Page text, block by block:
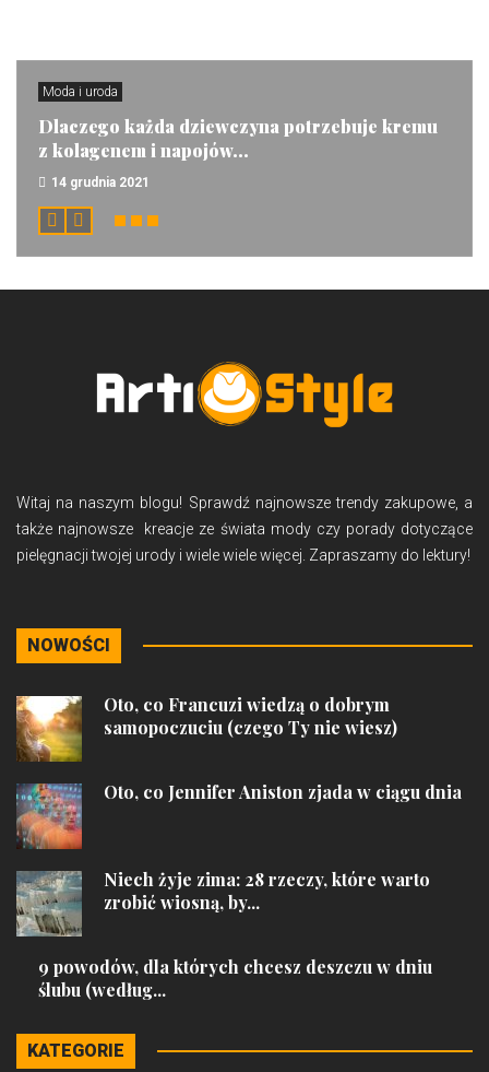
Moda i uroda
Dlaczego każda dziewczyna potrzebuje kremu
z kolagenem i napojów...
14 grudnia 2021
Witaj na naszym blogu! Sprawdź najnowsze trendy zakupowe, a
także najnowsze kreacje ze świata mody czy porady dotyczące
pielęgnacji twojej urody i wiele wiele więcej. Zapraszamy do lektury!
NOWOŚCI
Oto, co Francuzi wiedzą o dobrym
samopoczuciu (czego Ty nie wiesz)
Oto, co Jennifer Aniston zjada w ciągu dnia
Niech żyje zima: 28 rzeczy, które warto
zrobić wiosną, by...
9 powodów, dla których chcesz deszczu w dniu
ślubu (według...
KATEGORIE